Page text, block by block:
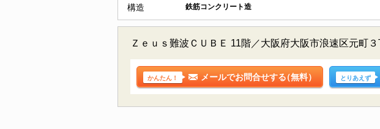
構造 鉄筋コンクリート造
Ｚｅｕｓ難波ＣＵＢＥ 11階／大阪府大阪市浪速区元町
かんたん！ メールでお問合せする（無料） とりあえず